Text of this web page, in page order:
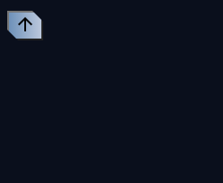
arrow_upward